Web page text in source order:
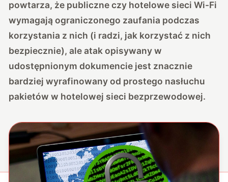
powtarza, że publiczne czy hotelowe sieci Wi-Fi
wymagają ograniczonego zaufania podczas
korzystania z nich (i radzi, jak korzystać z nich
bezpiecznie), ale atak opisywany w
udostępnionym dokumencie jest znacznie
bardziej wyrafinowany od prostego nasłuchu
pakietów w hotelowej sieci bezprzewodowej.